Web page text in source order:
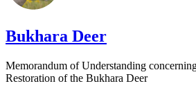
Bukhara Deer
Memorandum of Understanding
Restoration of the Bukhara Deer